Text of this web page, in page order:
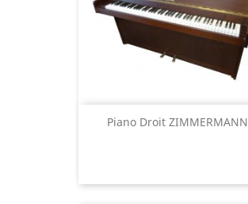
Piano Droit ZIMMERMANN